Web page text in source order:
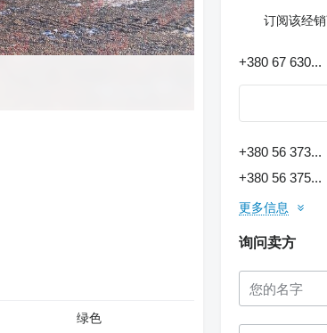
绿色
订阅该经
+380 67 630...
+380 56 373...
+380 56 375...
更多信息
询问卖方